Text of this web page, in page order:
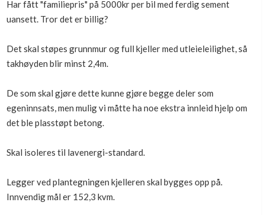
Boligmappa+
Få mer ut av Boligmappa
Har fått "familiepris" på 5000kr per bil med ferdig sement
uansett. Tror det er billig?
Det skal støpes grunnmur og full kjeller med utleieleilighet, så
takhøyden blir minst 2,4m.
De som skal gjøre dette kunne gjøre begge deler som
egeninnsats, men mulig vi måtte ha noe ekstra innleid hjelp om
det ble plasstøpt betong.
Skal isoleres til lavenergi-standard.
Legger ved plantegningen kjelleren skal bygges opp på.
Innvendig mål er 152,3 kvm.